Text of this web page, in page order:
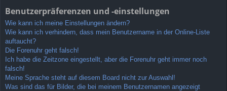
Benutzerpräferenzen und -einstellungen
Wie kann ich meine Einstellungen ändern?
Wie kann ich verhindern, dass mein Benutzername in der Online-Liste
auftaucht?
Die Forenuhr geht falsch!
Ich habe die Zeitzone eingestellt, aber die Forenuhr geht immer noch
falsch!
Meine Sprache steht auf diesem Board nicht zur Auswahl!
Was sind das für Bilder, die bei meinem Benutzernamen angezeigt